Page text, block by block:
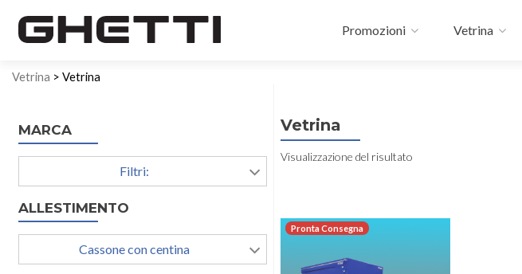
Promozioni Vetrina
Vetrina > Vetrina
MARCA
Filtri:
ALLESTIMENTO
Cassone con centina
Vetrina
Visualizzazione del risultato
Pronta Consegna